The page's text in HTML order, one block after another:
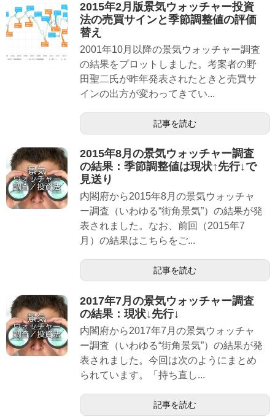
2015年2月版景気ウォッチャー投資
法の売買サインと季節調整値の評価
替え
2001年10月以降の景気ウォッチャー調査
の結果をプロットしました。考案者の野
田聖二氏が昨年発表されたときと売買サ
インの出方が変わってきてい...
記事を読む
2015年8月の景気ウォッチャー調査
の結果：季節調整値は現状↑先行↓で
見送り
内閣府から2015年8月の景気ウォッチャ
ー調査（いわゆる“街角景気”）の結果が発
表されました。なお、前回（2015年7
月）の結果はこちらをご...
記事を読む
2017年7月の景気ウォッチャー調査
の結果：現状↓先行↓
内閣府から2017年7月の景気ウォッチャ
ー調査（いわゆる“街角景気”）の結果が発
表されました。今回は次のようにまとめ
られています。「持ち直し...
記事を読む